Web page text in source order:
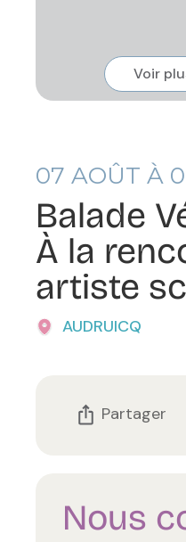
Voir
07 AOÛT À
Balade
À la
artiste
AUDRUICQ
Partager
Nous